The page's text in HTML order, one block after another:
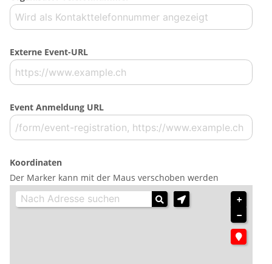
Externe Event-URL
Event Anmeldung URL
Koordinaten
Der Marker kann mit der Maus verschoben werden
+
−